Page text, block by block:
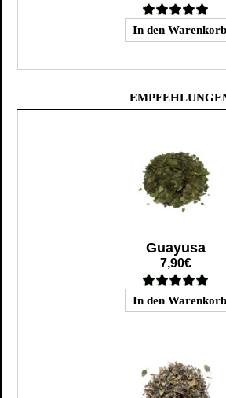
Guayusa
7,90€